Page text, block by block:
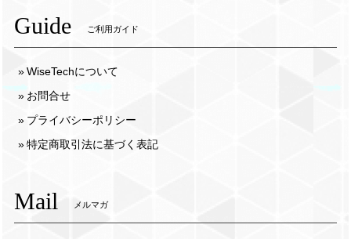
Guide ご利用ガイド
WiseTechについて
お問合せ
プライバシーポリシー
特定商取引法に基づく表記
Mail メルマガ